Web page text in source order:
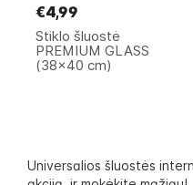
Universalios šluostės
€4,99
Stiklo šluostė
PREMIUM GLASS
(38x40 cm)